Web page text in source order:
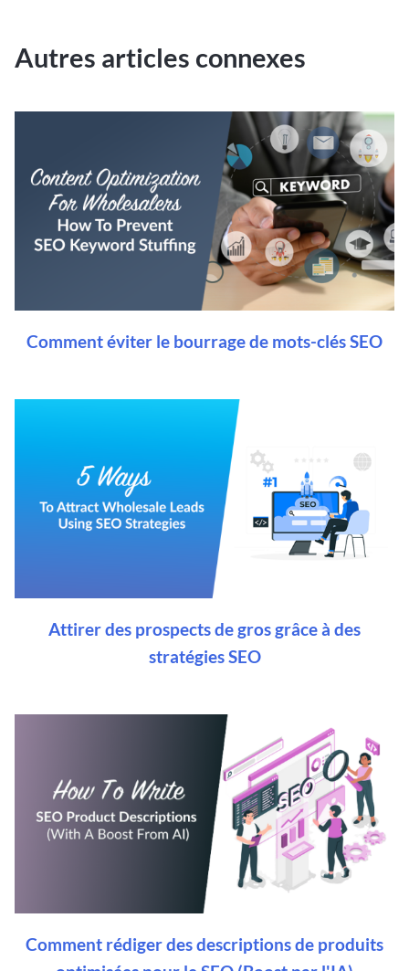
Autres articles connexes
Comment éviter le bourrage de mots-clés SEO
Attirer des prospects de gros grâce à des
stratégies SEO
Comment rédiger des descriptions de produits